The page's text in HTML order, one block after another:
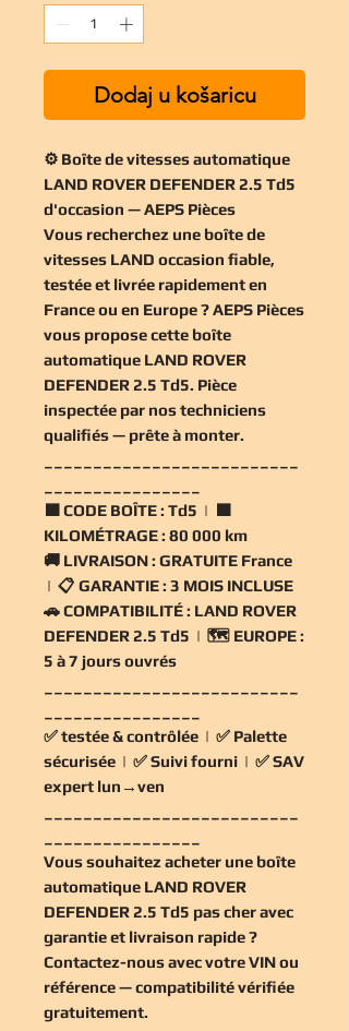
Dodaj u košaricu
⚙️ Boîte de vitesses automatique
LAND ROVER DEFENDER 2.5 Td5
d'occasion — AEPS Pièces
Vous recherchez une boîte de
vitesses LAND occasion fiable,
testée et livrée rapidement en
France ou en Europe ? AEPS Pièces
vous propose cette boîte
automatique LAND ROVER
DEFENDER 2.5 Td5. Pièce
inspectée par nos techniciens
qualifiés — prête à monter.
🟧CODE BOÎTE : Td5 | 🟧
KILOMÉTRAGE : 80 000 km
🚚 LIVRAISON : GRATUITE France
| 📋 GARANTIE : 3 MOIS INCLUSE
🚗COMPATIBILITÉ : LAND ROVER
DEFENDER 2.5 Td5 | 🗺️ EUROPE :
5 à 7 jours ouvrés
✅testée & contrôlée | ✅ Palette
sécurisée | ✅Suivi fourni | ✅SAV
expert lun→ven
Vous souhaitez acheter une boîte
automatique LAND ROVER
DEFENDER 2.5 Td5 pas cheravec
garantie et livraison rapide ?
Contactez-nous avec votre VIN ou
référence — compatibilité vérifiée
gratuitement.